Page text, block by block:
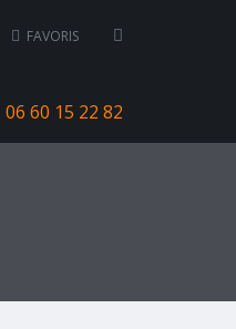
FAVORIS
06 60 15 22 82